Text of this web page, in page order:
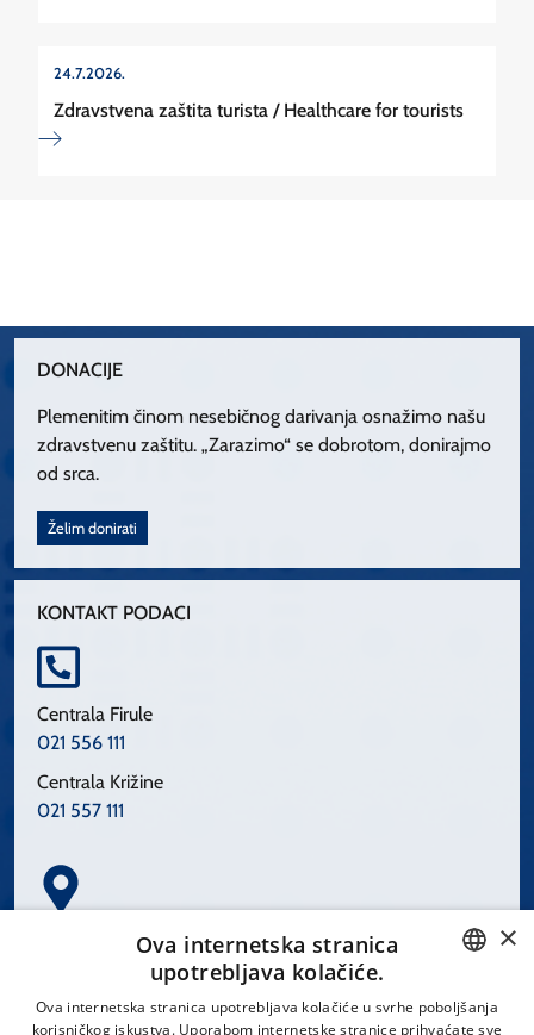
24.7.2026.
Zdravstvena zaštita turista / Healthcare for tourists
DONACIJE
Plemenitim činom nesebičnog darivanja osnažimo našu
zdravstvenu zaštitu. „Zarazimo“ se dobrotom, donirajmo
od srca.
Želim donirati
KONTAKT PODACI
Centrala Firule
021 556 111
Centrala Križine
021 557 111
Spinčićeva 1, 21000 Split
CROATIAN
×
Ova internetska stranica
upotrebljava kolačiće.
Ova internetska stranica upotrebljava kolačiće u svrhe poboljšanja
korisničkog iskustva. Uporabom internetske stranice prihvaćate sve